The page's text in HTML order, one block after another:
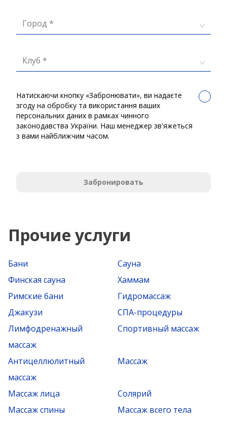
Город *
Клуб *
Натискаючи кнопку «Забронювати», ви надаєте
згоду на обробку та використання ваших
персональних даних в рамках чинного
законодавства України. Наш менеджер зв'яжеться
з вами найближчим часом.
Забронировать
Прочие услуги
Бани
Сауна
Финская сауна
Хаммам
Римские бани
Гидромассаж
Джакузи
СПА-процедуры
Лимфодренажный
массаж
Спортивный массаж
Антицеллюлитный
массаж
Массаж
Массаж лица
Солярий
Массаж спины
Массаж всего тела